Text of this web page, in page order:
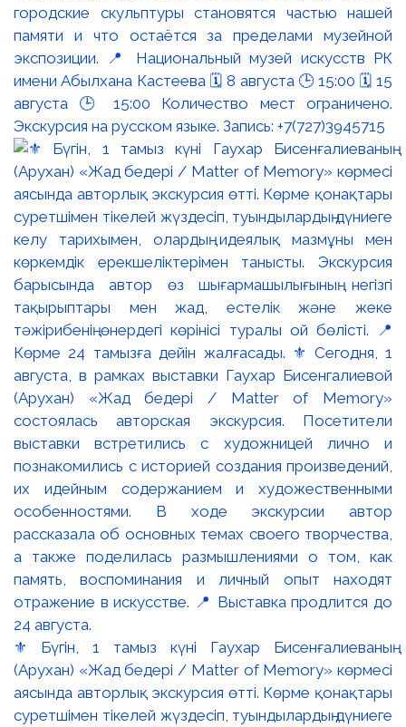
городские скульптуры становятся частью нашей
памяти и что остаётся за пределами музейной
экспозиции. 📍 Национальный музей искусств РК
имени Абылхана Кастеева 🗓 8 августа 🕒 15:00 🗓 15
августа 🕒 15:00 Количество мест ограничено.
Экскурсия на русском языке. Запись: +7(727)3945715
⚜️ Бүгін, 1 тамыз күні Гаухар Бисенғалиеваның
(Арухан) «Жад бедері / Matter of Memory» көрмесі
аясында авторлық экскурсия өтті. Көрме қонақтары
суретшімен тікелей жүздесіп, туындылардың дүниеге